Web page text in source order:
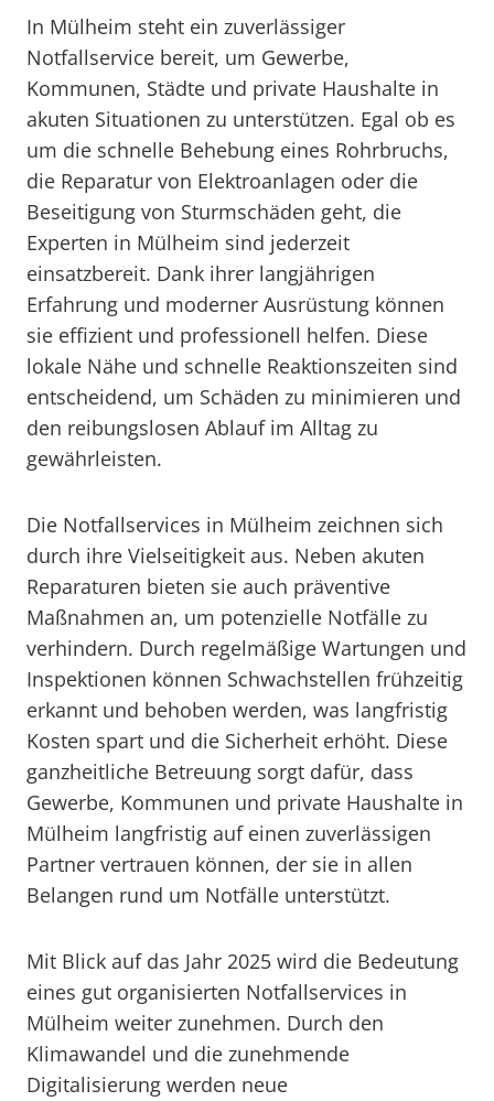
In Mülheim steht ein zuverlässiger
Notfallservice bereit, um Gewerbe,
Kommunen, Städte und private Haushalte in
akuten Situationen zu unterstützen. Egal ob es
um die schnelle Behebung eines Rohrbruchs,
die Reparatur von Elektroanlagen oder die
Beseitigung von Sturmschäden geht, die
Experten in Mülheim sind jederzeit
einsatzbereit. Dank ihrer langjährigen
Erfahrung und moderner Ausrüstung können
sie effizient und professionell helfen. Diese
lokale Nähe und schnelle Reaktionszeiten sind
entscheidend, um Schäden zu minimieren und
den reibungslosen Ablauf im Alltag zu
gewährleisten.
Die Notfallservices in Mülheim zeichnen sich
durch ihre Vielseitigkeit aus. Neben akuten
Reparaturen bieten sie auch präventive
Maßnahmen an, um potenzielle Notfälle zu
verhindern. Durch regelmäßige Wartungen und
Inspektionen können Schwachstellen frühzeitig
erkannt und behoben werden, was langfristig
Kosten spart und die Sicherheit erhöht. Diese
ganzheitliche Betreuung sorgt dafür, dass
Gewerbe, Kommunen und private Haushalte in
Mülheim langfristig auf einen zuverlässigen
Partner vertrauen können, der sie in allen
Belangen rund um Notfälle unterstützt.
Mit Blick auf das Jahr 2025 wird die Bedeutung
eines gut organisierten Notfallservices in
Mülheim weiter zunehmen. Durch den
Klimawandel und die zunehmende
Digitalisierung werden neue